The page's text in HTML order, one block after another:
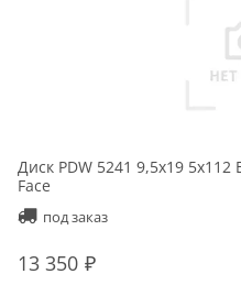
Диск PDW 5241 9,5x19 5x112
Face
под заказ
13 350